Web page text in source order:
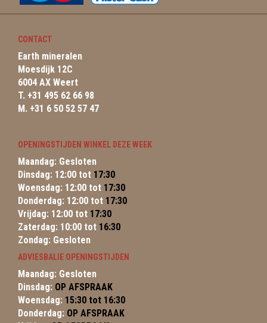
CONTACT
Earth mineralen
Moesdijk 12C
6004 AX Weert
T. +31 495 62 66 98
M. +31 6 50 52 57 47
OPENINGSTIJDEN WINKEL DEZE WEEK
Maandag: Gesloten
Dinsdag: 12:00 tot 17:30
Woensdag: 12:00 tot 17:30
Donderdag: 12:00 tot 17:30
Vrijdag: 12:00 tot 17:30
Zaterdag: 10:00 tot 16:30
Zondag: Gesloten
ADVIESBALIE OPENINGSTIJDEN
Maandag: Gesloten
Dinsdag: OP AFSPRAAK
Woensdag: 15:30 tot 16:30
Donderdag: OP AFSPRAAK